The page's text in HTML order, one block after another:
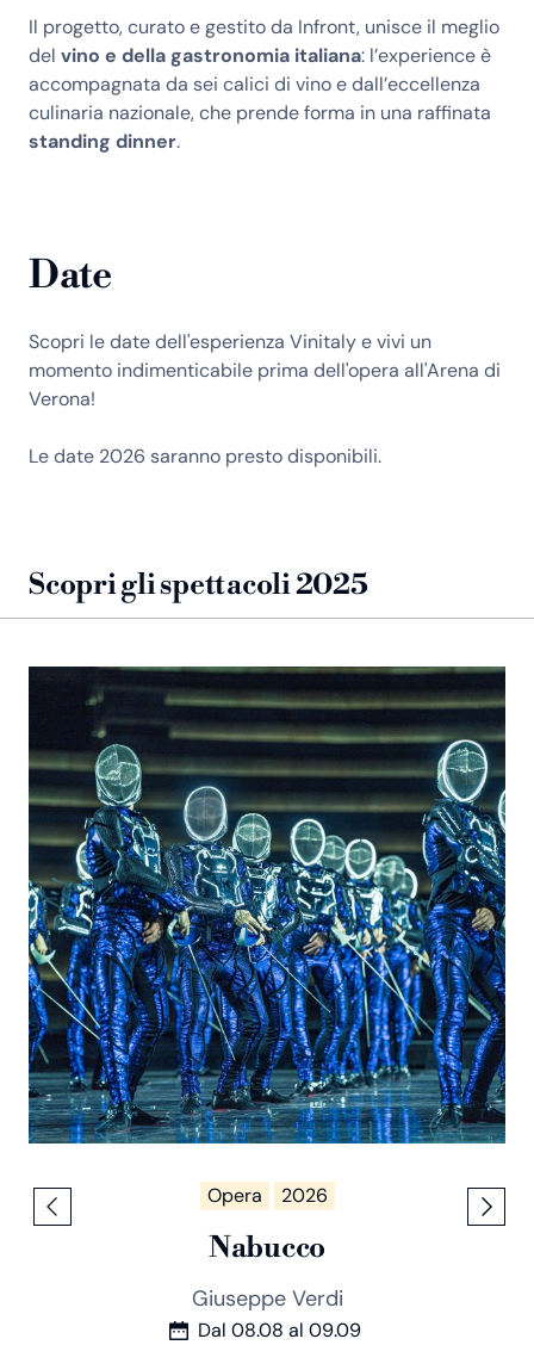
Il progetto, curato e gestito da Infront, unisce il meglio
del vino e della gastronomia italiana: l’experience è
accompagnata da sei calici di vino e dall’eccellenza
culinaria nazionale, che prende forma in una raffinata
standing dinner.
Date
Scopri le date dell'esperienza Vinitaly e vivi un
momento indimenticabile prima dell'opera all'Arena di
Verona!
Le date 2026 saranno presto disponibili.
Scopri gli spettacoli 2025
Opera 2026
Nabucco
Giuseppe Verdi
Dal 08.08 al 09.09